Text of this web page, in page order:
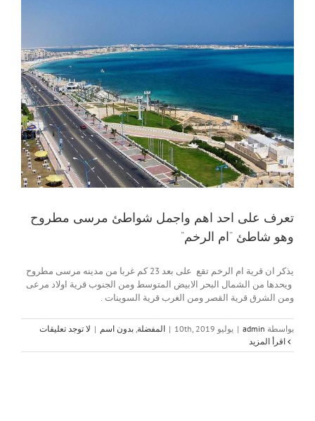
تعرف على احد اهم واجمل شواطئ مرسى مطروح
وهو شاطئ “ام الرخم”
يذكر ان قرية ام الرخم تقع على بعد 23 كم غربا من مدينه مرسى مطروح
ويحدها من الشمال البحر الابيض المتوسط ومن الجنوب قرية اولاد مرعى
ومن الشرق قرية القصر ومن الغرب قرية السوينات .
بواسطة admin
| يوليو 10th, 2019 | المفضلة بدون اسم | لا توجد تعليقات